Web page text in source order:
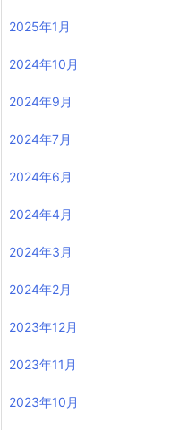
2025年1月
2024年10月
2024年9月
2024年7月
2024年6月
2024年4月
2024年3月
2024年2月
2023年12月
2023年11月
2023年10月